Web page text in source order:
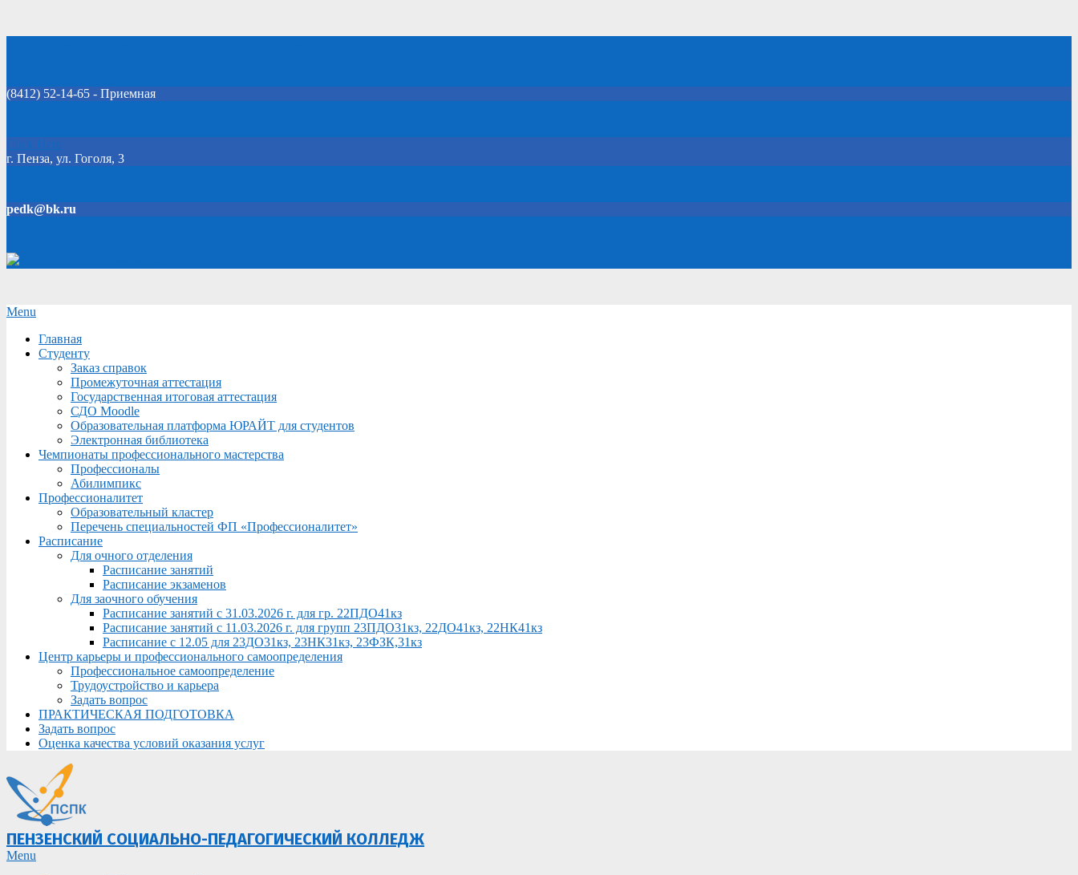
(8412) 52-14-65 - Приемная
Click Here
г. Пенза, ул. Гоголя, 3
pedk@bk.ru
Secondary
Menu
Menu
Главная
Студенту
Заказ справок
Промежуточная аттестация
Государственная итоговая аттестация
СДО Moodle
Образовательная платформа ЮРАЙТ для студентов
Электронная библиотека
Чемпионаты профессионального мастерства
Профессионалы
Абилимпикс
Профессионалитет
Образовательный кластер
Перечень специальностей ФП «Профессионалитет»
Расписание
Для очного отделения
Расписание занятий
Расписание экзаменов
Для заочного обучения
Расписание занятий с 31.03.2026 г. для гр. 22ПДО41кз
Расписание занятий с 11.03.2026 г. для групп 23ПДО31кз, 22ДО41кз, 22НК41кз
Расписание с 12.05 для 23ДО31кз, 23НК31кз, 23ФЗК,31кз
Центр карьеры и профессионального самоопределения
Профессиональное самоопределение
Трудоустройство и карьера
Задать вопрос
ПРАКТИЧЕСКАЯ ПОДГОТОВКА
Задать вопрос
Оценка качества условий оказания услуг
ПЕНЗЕНСКИЙ СОЦИАЛЬНО-ПЕДАГОГИЧЕСКИЙ КОЛЛЕДЖ
Primary
Menu